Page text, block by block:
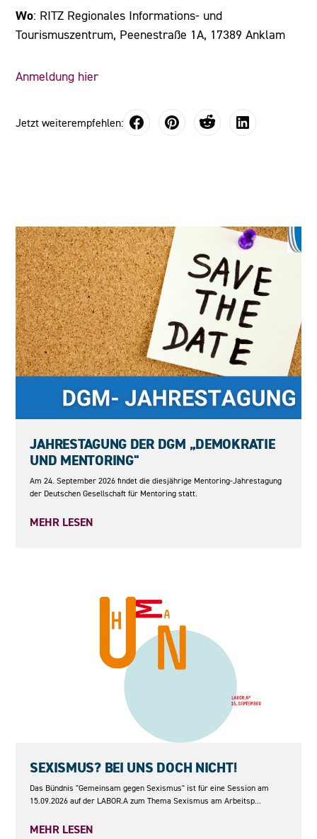
Wo: RITZ Regionales Informations- und
Tourismuszentrum, Peenestraße 1A, 17389 Anklam
Anmeldung hier
Jetzt weiterempfehlen:
JAHRESTAGUNG DER DGM „DEMOKRATIE
UND MENTORING"
Am 24. September 2026 findet die diesjährige Mentoring-Jahrestagung
der Deutschen Gesellschaft für Mentoring statt.
MEHR LESEN
SEXISMUS? BEI UNS DOCH NICHT!
Das Bündnis "Gemeinsam gegen Sexismus" ist für eine Session am
15.09.2026 auf der LABOR.A zum Thema Sexismus am Arbeitsp...
MEHR LESEN